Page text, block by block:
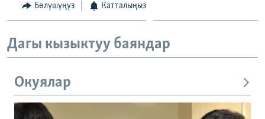
Бөлүшүңүз Катталыңыз
Дагы кызыктуу баяндар
Окуялар